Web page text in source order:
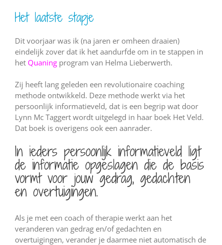
Het laatste stapje
Dit voorjaar was ik (na jaren er omheen draaien)
eindelijk zover dat ik het aandurfde om in te stappen in
het Quaning program van Helma Lieberwerth.
Zij heeft lang geleden een revolutionaire coaching
methode ontwikkeld. Deze methode werkt via het
persoonlijk informatieveld, dat is een begrip wat door
Lynn Mc Taggert wordt uitgelegd in haar boek Het Veld.
Dat boek is overigens ook een aanrader.
In ieders persoonlijk informatieveld ligt
de informatie opgeslagen die de basis
vormt voor jouw gedrag, gedachten
en overtuigingen.
Als je met een coach of therapie werkt aan het
veranderen van gedrag en/of gedachten en
overtuigingen, verander je daarmee niet automatisch de